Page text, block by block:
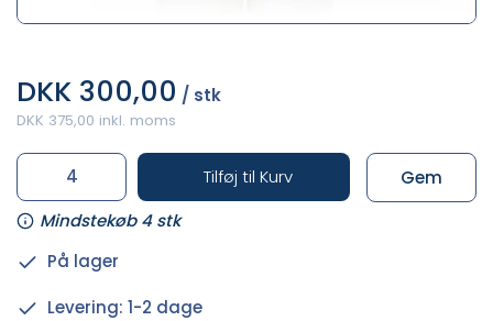
DKK 300,00 / stk
DKK 375,00 inkl. moms
Tilføj til Kurv
Mindstekøb 4 stk
Gem
På lager
Levering: 1-2 dage